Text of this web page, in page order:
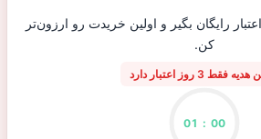
رایگان بگیر و اولین خریدت رو ارزون‌تر
کن.
فقط 3 روز اعتبار دارد
00
:
01